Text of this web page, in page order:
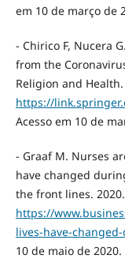
em 10 de março de
- Chirico F, Nucera
from the
Religion and
https://
Acesso em 10 de
- Graaf M. Nurses
have changed
the front lines.
https://
lives-have-
10 de maio de 2020.